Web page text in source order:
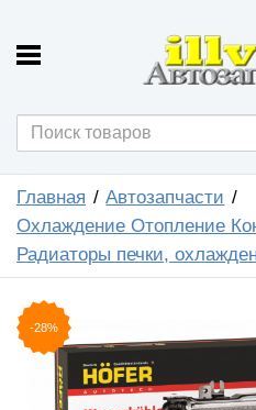
Главная
Автозапчасти
Охлаждение Отопление
Радиаторы печки,
-28%